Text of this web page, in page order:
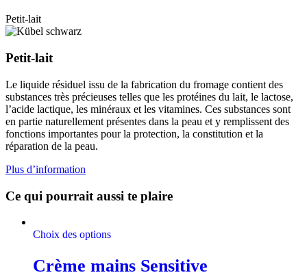
Petit-lait
Petit-lait
Le liquide résiduel issu de la fabrication du fromage contient des
substances très précieuses telles que les protéines du lait, le lactose,
l’acide lactique, les minéraux et les vitamines. Ces substances sont
en partie naturellement présentes dans la peau et y remplissent des
fonctions importantes pour la protection, la constitution et la
réparation de la peau.
Plus d’information
Ce qui pourrait aussi te plaire
Choix des options
Crème mains Sensitive